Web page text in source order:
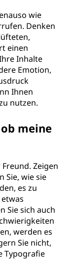
wie
Denken
einen
Inhalte
Emotion,
Ihnen
nutzen.
meine
Zeigen
Sie, wie sie
es zu
Sie sich auch
werden es
Sie nicht,
Typografie